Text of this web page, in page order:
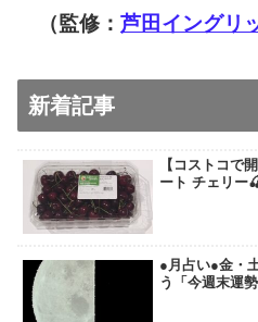
（監修： 芦田イングリ
新着記事
【コストコで
ート チェリー
●月占い●金・
う「今週末運